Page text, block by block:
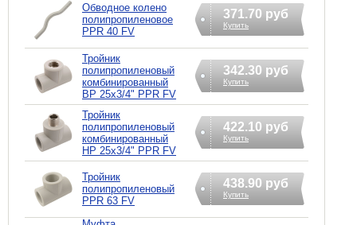
Обводное колено
полипропиленовое
PPR 40 FV
371.70 руб
Купить
Тройник
полипропиленовый
комбинированный
ВР 25х3/4" PPR FV
342.30 руб
Купить
Тройник
полипропиленовый
комбинированный
НР 25х3/4" PPR FV
422.10 руб
Купить
Тройник
полипропиленовый
PPR 63 FV
438.90 руб
Купить